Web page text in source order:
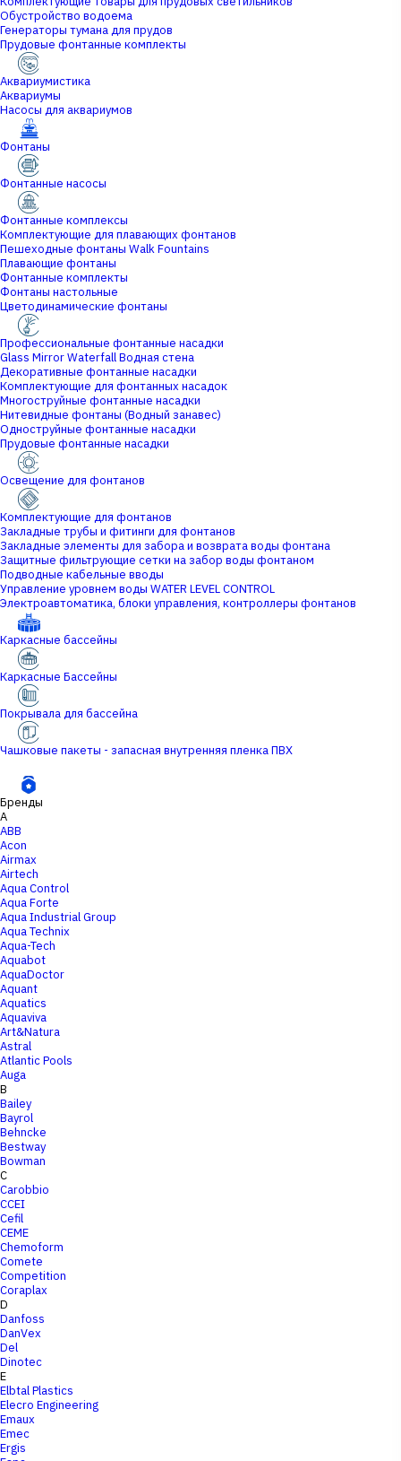
Обустройство водоема
Генераторы тумана для прудов
Прудовые фонтанные комплекты
Аквариумистика
Аквариумы
Насосы для аквариумов
Фонтаны
Фонтанные насосы
Фонтанные комплексы
Комплектующие для плавающих фонтанов
Пешеходные фонтаны Walk Fountains
Плавающие фонтаны
Фонтанные комплекты
Фонтаны настольные
Цветодинамические фонтаны
Профессиональные фонтанные насадки
Glass Mirror Waterfall Водная стена
Декоративные фонтанные насадки
Комплектующие для фонтанных насадок
Многоструйные фонтанные насадки
Нитевидные фонтаны (Водный занавес)
Одноструйные фонтанные насадки
Прудовые фонтанные насадки
Освещение для фонтанов
Комплектующие для фонтанов
Закладные трубы и фитинги для фонтанов
Закладные элементы для забора и возврата воды фонтана
Защитные фильтрующие сетки на забор воды фонтаном
Подводные кабельные вводы
Управление уровнем воды WATER LEVEL CONTROL
Электроавтоматика, блоки управления, контроллеры фонтанов
Каркасные бассейны
Каркасные Бассейны
Покрывала для бассейна
Чашковые пакеты - запасная внутренняя пленка ПВХ
Бренды
A
ABB
Acon
Airmax
Airtech
Aqua Control
Aqua Forte
Aqua Industrial Group
Aqua Technix
Aqua-Tech
Aquabot
AquaDoctor
Aquant
Aquatics
Aquaviva
Art&Natura
Astral
Atlantic Pools
Auga
B
Bailey
Bayrol
Behncke
Bestway
Bowman
C
Carobbio
CCEI
Cefil
CEME
Chemoform
Comete
Competition
Coraplax
D
Danfoss
DanVex
Del
Dinotec
E
Elbtal Plastics
Elecro Engineering
Emaux
Emec
Ergis